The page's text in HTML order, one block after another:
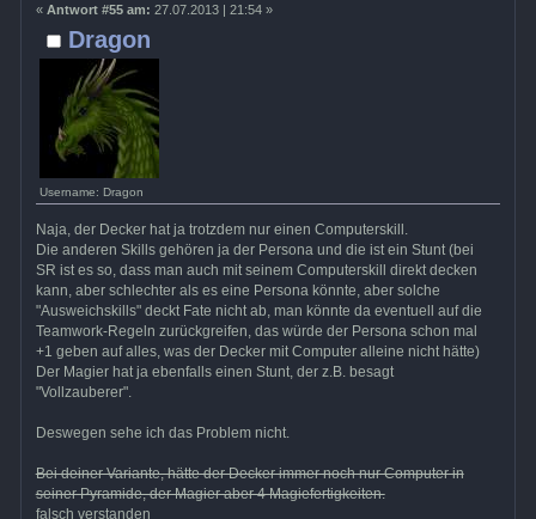
Dragon
Username: Dragon
« Antwort #55 am: 27.07.2013 | 21:54 »
Naja, der Decker hat ja trotzdem nur einen Computerskill.
Die anderen Skills gehören ja der Persona und die ist ein Stunt (bei
SR ist es so, dass man auch mit seinem Computerskill direkt decken
kann, aber schlechter als es eine Persona könnte, aber solche
"Ausweichskills" deckt Fate nicht ab, man könnte da eventuell auf die
Teamwork-Regeln zurückgreifen, das würde der Persona schon mal
+1 geben auf alles, was der Decker mit Computer alleine nicht hätte)
Der Magier hat ja ebenfalls einen Stunt, der z.B. besagt
"Vollzauberer".
Deswegen sehe ich das Problem nicht.
Bei deiner Variante, hätte der Decker immer noch nur Computer in
seiner Pyramide, der Magier aber 4 Magiefertigkeiten.
falsch verstanden